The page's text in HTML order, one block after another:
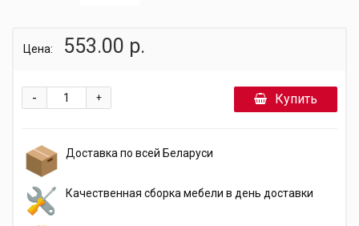
Цена: 553.00 р.
+
- Купить
Доставка по всей Беларуси
Качественная сборка мебели в день доставки